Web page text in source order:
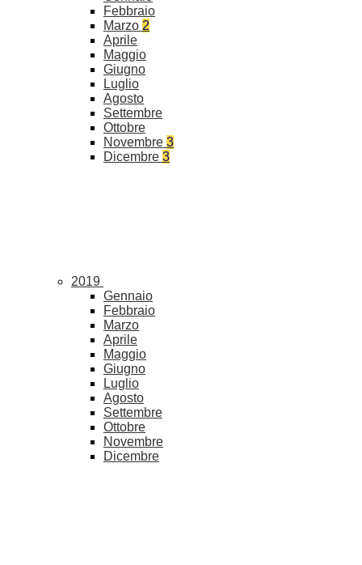
Febbraio
Marzo 2
Aprile
Maggio
Giugno
Luglio
Agosto
Settembre
Ottobre
Novembre 3
Dicembre 3
2019
Gennaio
Febbraio
Marzo
Aprile
Maggio
Giugno
Luglio
Agosto
Settembre
Ottobre
Novembre
Dicembre